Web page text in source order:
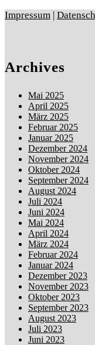
Impressum |
Archives
Mai 2025
April 2025
März 2025
Februar 2025
Januar 2025
Dezember 2024
November 2024
Oktober 2024
September 2024
August 2024
Juli 2024
Juni 2024
Mai 2024
April 2024
März 2024
Februar 2024
Januar 2024
Dezember 2023
November 2023
Oktober 2023
September 2023
August 2023
Juli 2023
Juni 2023